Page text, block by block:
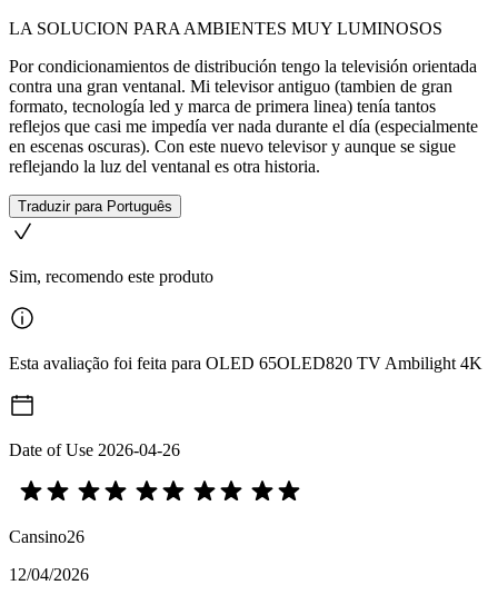
LA SOLUCION PARA AMBIENTES MUY LUMINOSOS
Por condicionamientos de distribución tengo la televisión orientada
contra una gran ventanal. Mi televisor antiguo (tambien de gran
formato, tecnología led y marca de primera linea) tenía tantos
reflejos que casi me impedía ver nada durante el día (especialmente
en escenas oscuras). Con este nuevo televisor y aunque se sigue
reflejando la luz del ventanal es otra historia.
Traduzir para Português
Sim, recomendo este produto
Esta avaliação foi feita para OLED 65OLED820 TV Ambilight 4K
Date of Use 2026-04-26
Cansino26
12/04/2026